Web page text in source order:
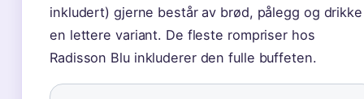
inkludert) gjerne består av brød, pålegg og drikke
en lettere variant. De fleste rompriser hos
Radisson Blu inkluderer den fulle buffeten.